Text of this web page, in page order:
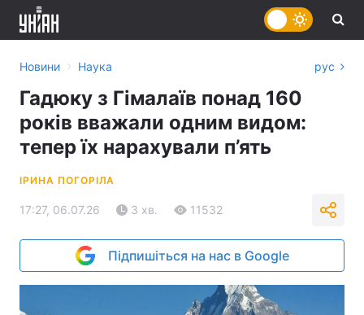
Новини › Наука рус
Гадюку з Гімалаїв понад 160
років вважали одним видом:
тепер їх нарахували п’ять
ІРИНА ПОГОРІЛА
17:27, 06.07.26 3 хв. 11532
Підпишіться на нас в Google